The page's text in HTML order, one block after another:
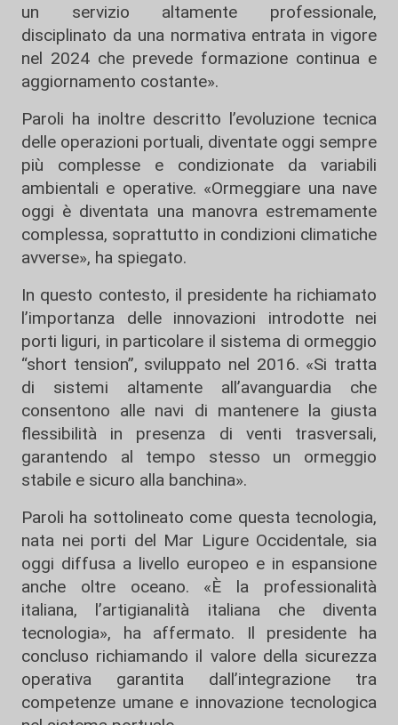
un servizio altamente professionale,
disciplinato da una normativa entrata in vigore
nel 2024 che prevede formazione continua e
aggiornamento costante».
Paroli ha inoltre descritto l’evoluzione tecnica
delle operazioni portuali, diventate oggi sempre
più complesse e condizionate da variabili
ambientali e operative. «Ormeggiare una nave
oggi è diventata una manovra estremamente
complessa, soprattutto in condizioni climatiche
avverse», ha spiegato.
In questo contesto, il presidente ha richiamato
l’importanza delle innovazioni introdotte nei
porti liguri, in particolare il sistema di ormeggio
“short tension”, sviluppato nel 2016. «Si tratta
di sistemi altamente all’avanguardia che
consentono alle navi di mantenere la giusta
flessibilità in presenza di venti trasversali,
garantendo al tempo stesso un ormeggio
stabile e sicuro alla banchina».
Paroli ha sottolineato come questa tecnologia,
nata nei porti del Mar Ligure Occidentale, sia
oggi diffusa a livello europeo e in espansione
anche oltre oceano. «È la professionalità
italiana, l’artigianalità italiana che diventa
tecnologia», ha affermato. Il presidente ha
concluso richiamando il valore della sicurezza
operativa garantita dall’integrazione tra
competenze umane e innovazione tecnologica